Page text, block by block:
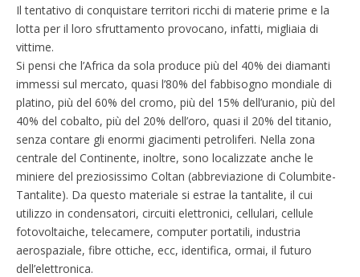
Il tentativo di conquistare territori ricchi di materie prime e la
lotta per il loro sfruttamento provocano, infatti, migliaia di
vittime.
Si pensi che l’Africa da sola produce più del 40% dei diamanti
immessi sul mercato, quasi l’80% del fabbisogno mondiale di
platino, più del 60% del cromo, più del 15% dell’uranio, più del
40% del cobalto, più del 20% dell’oro, quasi il 20% del titanio,
senza contare gli enormi giacimenti petroliferi. Nella zona
centrale del Continente, inoltre, sono localizzate anche le
miniere del preziosissimo Coltan (abbreviazione di Columbite-
Tantalite). Da questo materiale si estrae la tantalite, il cui
utilizzo in condensatori, circuiti elettronici, cellulari, cellule
fotovoltaiche, telecamere, computer portatili, industria
aerospaziale, fibre ottiche, ecc, identifica, ormai, il futuro
dell’elettronica.